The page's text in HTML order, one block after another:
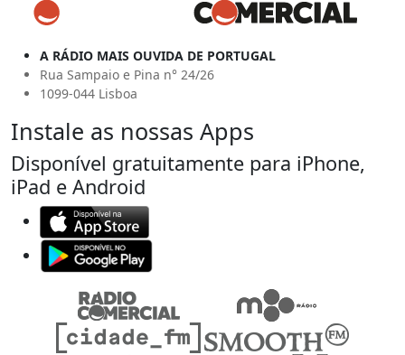
A RÁDIO MAIS OUVIDA DE PORTUGAL
Rua Sampaio e Pina n° 24/26
1099-044 Lisboa
Instale as nossas Apps
Disponível gratuitamente para iPhone,
iPad e Android